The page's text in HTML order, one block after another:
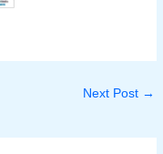
Next Post →